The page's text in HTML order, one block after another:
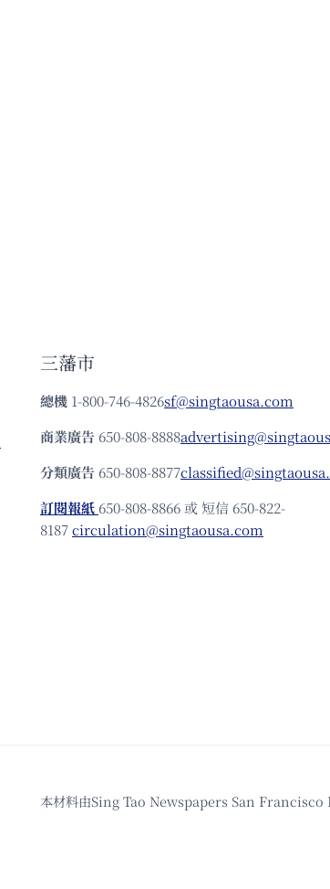
三藩市
總機 1-800-746-4826sf@singtaousa.com
商業廣告 650-808-8888
分類廣告 650-808-8877
訂閱報紙 650-808-8866 或 短信 650-822-
8187circulation@singtaousa.com
本材料由Sing Tao Newspapers San Francisco